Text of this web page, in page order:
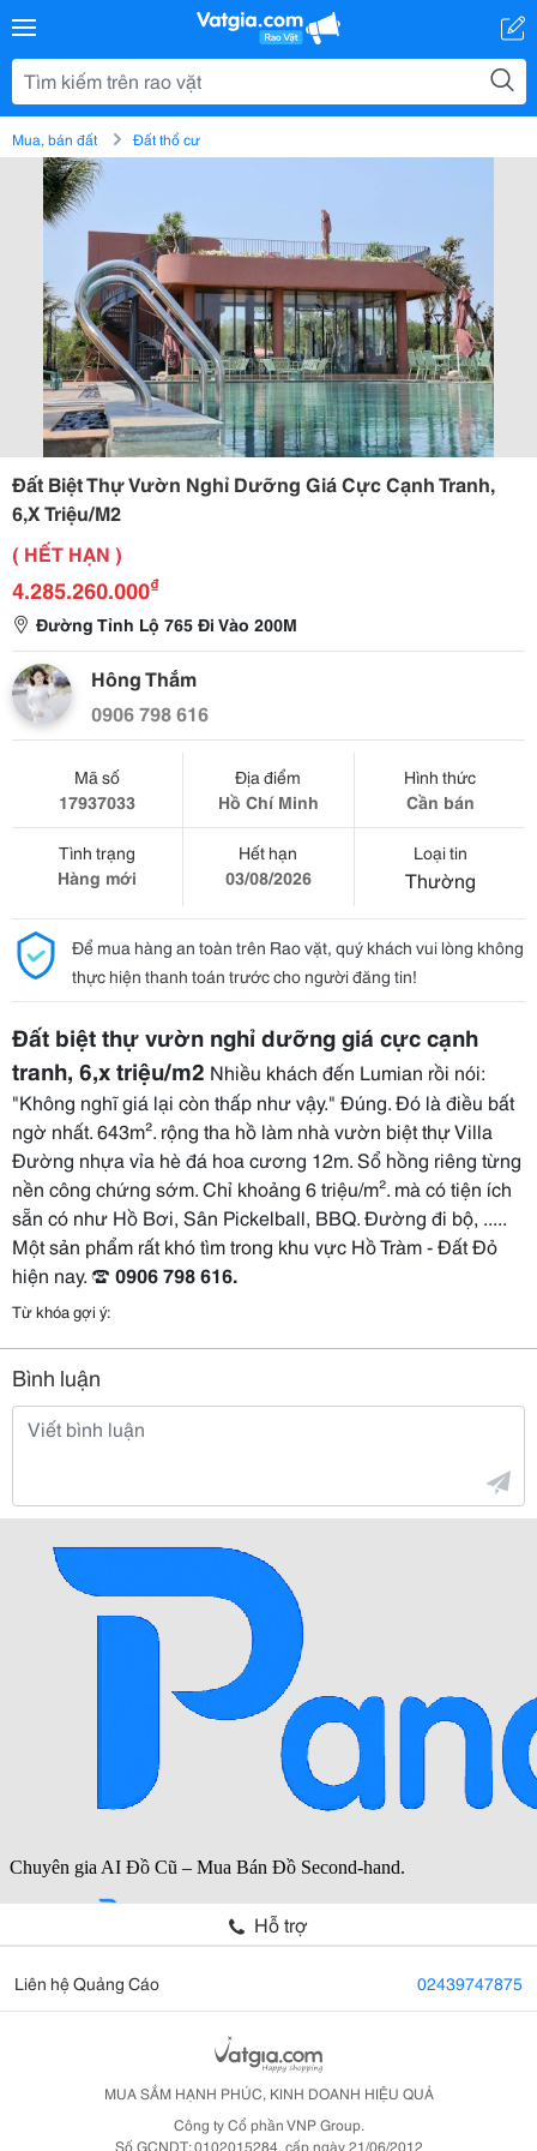
Mua, bán đất Đất thổ cư
Đất Biệt Thự Vườn Nghỉ Dưỡng Giá Cực Cạnh Tranh,
6,X Triệu/M2
( HẾT HẠN )
4.285.260.000₫
Đường Tỉnh Lộ 765 Đi Vào 200M
Hông Thắm
0906 798 616
Mã số
17937033
Địa điểm
Hồ Chí Minh
Hình thức
Cần bán
Tình trạng
Hàng mới
Hết hạn
03/08/2026
Loại tin
Thường
Để mua hàng an toàn trên Rao vặt, quý khách vui lòng không
thực hiện thanh toán trước cho người đăng tin!
Đất biệt thự vườn nghỉ dưỡng giá cực cạnh
tranh, 6,x triệu/m2 Nhiều khách đến Lumian rồi nói:
"Không nghĩ giá lại còn thấp như vậy." Đúng. Đó là điều bất
ngờ nhất. 643m². rộng tha hồ làm nhà vườn biệt thự Villa
Đường nhựa vỉa hè đá hoa cương 12m. Sổ hồng riêng từng
nền công chứng sớm. Chỉ khoảng 6 triệu/m². mà có tiện ích
sẵn có như Hồ Bơi, Sân Pickelball, BBQ. Đường đi bộ, .....
Một sản phẩm rất khó tìm trong khu vực Hồ Tràm - Đất Đỏ
hiện nay. ☎ 0906 798 616.
Từ khóa gợi ý:
Bình luận
Hỗ trợ
Liên hệ Quảng Cáo 02439747875
MUA SẮM HẠNH PHÚC, KINH DOANH HIỆU QUẢ
Công ty Cổ phần VNP Group.
Số GCNDT: 0102015284, cấp ngày 21/06/2012